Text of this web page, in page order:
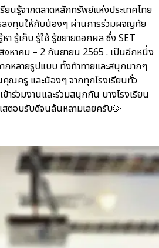
นรู้จากตลาดหลักทรัพย์แห่งประเทศไทย
ลงทุนให้กับน้องๆ ผ่านการร่วมผจญภัย
า รู้เก็บ รู้ใช้ รู้ขยายดอกผล ซึ่ง SET
หาคม – 2 กันยายน 2565 . เป็นอีกหนึ่ง
ากหลายรูปแบบ ทั้งท้าทายและสนุกมากๆ
ณครู และน้องๆ จากทุกโรงเรียนทั่ว
ข้าร่วมงานและร่วมสนุกกัน บางโรงเรียน
สตอบรับดีจนล้นหลามเลยครับ🥳